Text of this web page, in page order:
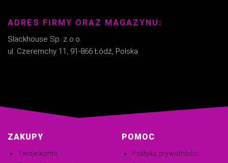
ADRES FIRMY ORAZ MAGAZYNU:
Slackhouse Sp. z o.o.
ul. Czeremchy 11, 91-866 Łódź, Polska.
ZAKUPY
Twoje konto
POMOC
Polityka prywatności